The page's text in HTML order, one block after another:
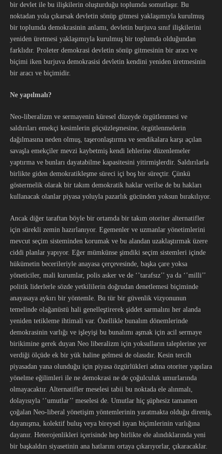
bir devlet ile bu ilişkilerin oluşturduğu toplumda somutlaşır. Bu
noktadan yola çıkarsak devletin sönüp gitmesi yaklaşımıyla kurulmuş
bir toplumda demokrasinin anlamı, devletin burjuva sınıf ilişkilerini
yeniden üretmesi yaklaşımıyla kurulmuş bir toplumda olduğundan
farklıdır. Proleter demokrasi devletin sönüp gitmesinin bir aracı ve
biçimi iken burjuva demokrasisi devletin kendini yeniden üretmesinin
bir aracı ve biçimidir.
Ne yapılmalı?
Neo-liberalizm ve sermayenin küresel düzeyde örgütlenmesi ve
saldırıları emekçi kesimlerin güçsüzleşmesine, örgütlenmelerin
dağılmasına neden olmuş, taşeronlaştırma ve sendikalara karşı açılan
savaşla emekçiler mevzi kaybetmiş kendi lehlerine düzenlemeler
yaptırma ve bunları dayatabilme kapasitesini yitirmişlerdir. Saldırılarla
birlikte giden demokratikleşme süreci içi boş bir süreçtir. Çünkü
göstermelik olarak bir takım demokratik haklar verilse de bu hakları
kullanacak olanlar piyasa yoluyla pazarlık gücünden yoksun bırakılıyor.
Ancak diğer taraftan böyle bir ortamda bir takım otoriter alternatifler
için sürekli zemin hazırlanıyor. Egemenler ve uzmanlar yönetimlerini
mevcut seçim sisteminden korumak ve bu alandan uzaklaştırmak üzere
ciddi planlar yapıyor. Eğer mümkünse şimdiki seçim sistemleri içinde
hükümetin becerileriyle anayasa çerçevesinde, başka çare yoksa
yöneticiler, mali kurumlar, polis asker ve de ‘’tarafsız’’ ya da ‘’milli’’
politik liderlerle sözde yetkililerin doğrudan denetlemesi biçiminde
anayasaya aykırı bir yöntemle. Bu tür bir güvenlik vizyonunun
temelinde olağanüstü hali genelleştirerek şiddet sarmalını her alanda
yeniden tetikleme ihtimali var. Özellikle bunalım dönemlerinde
demokrasinin varlığı ve işleyişi bu bunalımı aşmak için acil sermaye
birikimine gerek duyan Neo liberalizm için yoksulların taleplerine yer
verdiği ölçüde ek bir yük haline gelmesi de olasıdır. Kesin tercih
piyasadan yana olunduğu için piyasa özgürlükleri adına otoriter yapılara
yönelme eğilimleri ile ne demokrasi ne de çoğulculuk umurlarında
olmayacaktır. Alternatifler meselesi tabii bu noktada ele alınmalı,
dolayısıyla ‘’umutlar’’ meselesi de. Umutlar hiç şüphesiz tamamen
çoğalan Neo-liberal yönetişim yöntemlerinin yaratmakta olduğu direniş,
dayanışma, kolektif buluş veya bireysel isyan biçimlerinin varlığına
dayanır. Heterojenlikleri içerisinde hep birlikte ele alındıklarında yeni
bir başkaldırı siyasetinin ana hatlarını ortaya çıkarıyorlar, çıkaracaklar.